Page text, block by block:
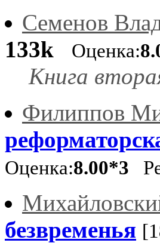
Семенов
133k
Оценка:
Книга
Филиппов
Оценка:8.00*3
безвременья